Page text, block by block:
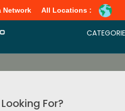
Network All Locations :
For?